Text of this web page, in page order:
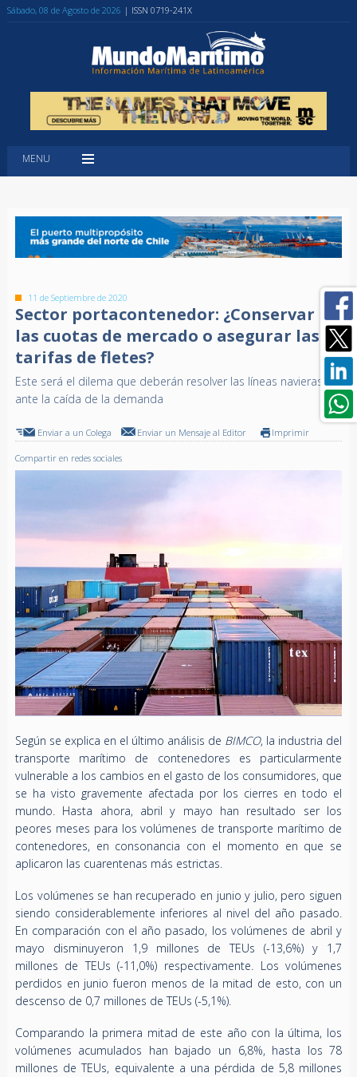
Sábado, 08 de Agosto de 2026 | ISSN 0719-241X
MENU
11 de Septiembre de 2020
Sector portacontenedor: ¿Conservar
las cuotas de mercado o asegurar las
tarifas de fletes?
Este será el dilema que deberán resolver las líneas navieras
ante la caída de la demanda
Enviar a un Colega Enviar un Mensaje al Editor Imprimir
Compartir en redes sociales
Según se explica en el último análisis de BIMCO, la industria del
transporte marítimo de contenedores es particularmente
vulnerable a los cambios en el gasto de los consumidores, que
se ha visto gravemente afectada por los cierres en todo el
mundo. Hasta ahora, abril y mayo han resultado ser los
peores meses para los volúmenes de transporte marítimo de
contenedores, en consonancia con el momento en que se
aplicaron las cuarentenas más estrictas.
Los volúmenes se han recuperado en junio y julio, pero siguen
siendo considerablemente inferiores al nivel del año pasado.
En comparación con el año pasado, los volúmenes de abril y
mayo disminuyeron 1,9 millones de TEUs (-13,6%) y 1,7
millones de TEUs (-11,0%) respectivamente. Los volúmenes
perdidos en junio fueron menos de la mitad de esto, con un
descenso de 0,7 millones de TEUs (-5,1%).
Comparando la primera mitad de este año con la última, los
volúmenes acumulados han bajado un 6,8%, hasta los 78
millones de TEUs, equivalente a una pérdida de 5,8 millones